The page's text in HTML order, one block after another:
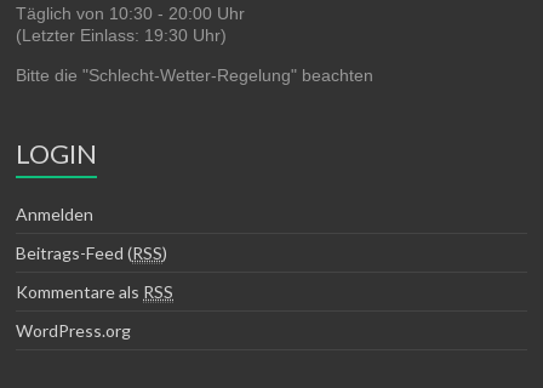
Täglich von 10:30 - 20:00 Uhr
(Letzter Einlass: 19:30 Uhr)
Bitte die "Schlecht-Wetter-Regelung" beachten
LOGIN
Anmelden
Beitrags-Feed (RSS)
Kommentare als RSS
WordPress.org